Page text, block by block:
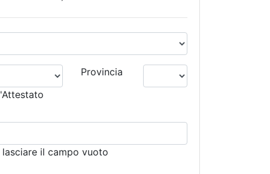
Provincia
lasciare il campo vuoto